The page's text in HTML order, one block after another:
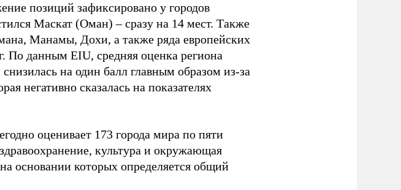
позиций зафиксировано у городов
Маскат (Оман) – сразу на 14 мест. Также
Манамы, Дохи, а также ряда европейских
данным EIU, средняя оценка региона
на один балл главным образом из-за
негативно сказалась на показателях
оценивает 173 города мира по пяти
культура и окружающая
основании которых определяется общий